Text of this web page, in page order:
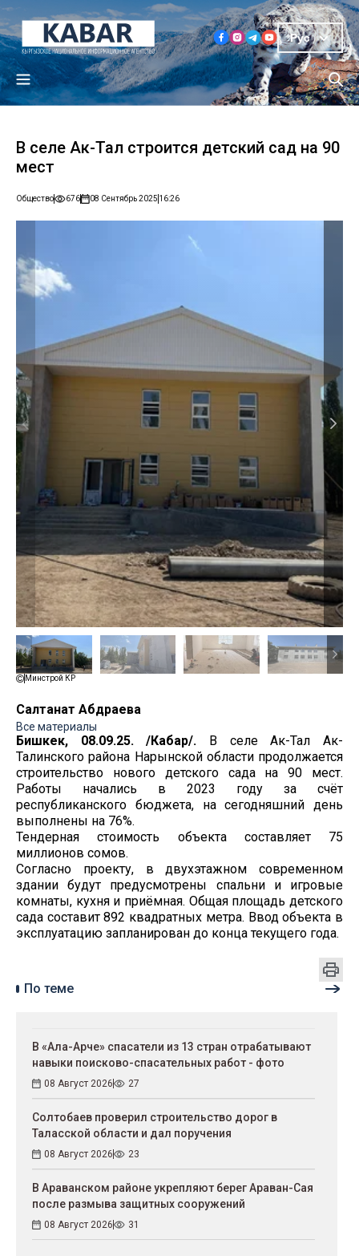
Рус
В селе Ак-Тал строится детский сад на 90
мест
Общество 676 08 Сентябрь 2025 16:26
Минстрой КР
Салтанат Абдраева
Все материалы
Бишкек, 08.09.25. /Кабар/.
В селе Ак-Тал Ак-
Талинского района Нарынской области продолжается
строительство нового детского сада на 90 мест.
Работы начались в 2023 году за счёт
республиканского бюджета, на сегодняшний день
выполнены на 76%.
Тендерная стоимость объекта составляет 75
миллионов сомов.
Согласно проекту, в двухэтажном современном
здании будут предусмотрены спальни и игровые
комнаты, кухня и приёмная. Общая площадь детского
сада составит 892 квадратных метра. Ввод объекта в
эксплуатацию запланирован до конца текущего года.
По теме
В «Ала-Арче» спасатели из 13 стран отрабатывают
навыки поисково-спасательных работ - фото
08 Август 2026 27
Солтобаев проверил строительство дорог в
Таласской области и дал поручения
08 Август 2026 23
В Араванском районе укрепляют берег Араван-Сая
после размыва защитных сооружений
08 Август 2026 31